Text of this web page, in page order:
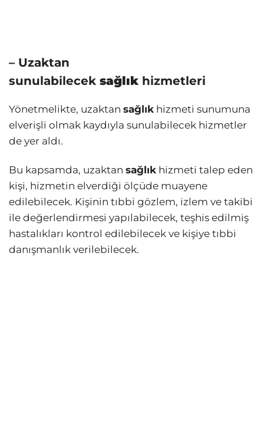
– Uzaktan
sunulabilecek sağlık hizmetleri
Yönetmelikte, uzaktan sağlık hizmeti sunumuna
elverişli olmak kaydıyla sunulabilecek hizmetler
de yer aldı.
Bu kapsamda, uzaktan sağlık hizmeti talep eden
kişi, hizmetin elverdiği ölçüde muayene
edilebilecek. Kişinin tıbbi gözlem, izlem ve takibi
ile değerlendirmesi yapılabilecek, teşhis edilmiş
hastalıkları kontrol edilebilecek ve kişiye tıbbi
danışmanlık verilebilecek.